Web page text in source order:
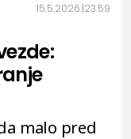
15.5.2026. 23:59
malo pred